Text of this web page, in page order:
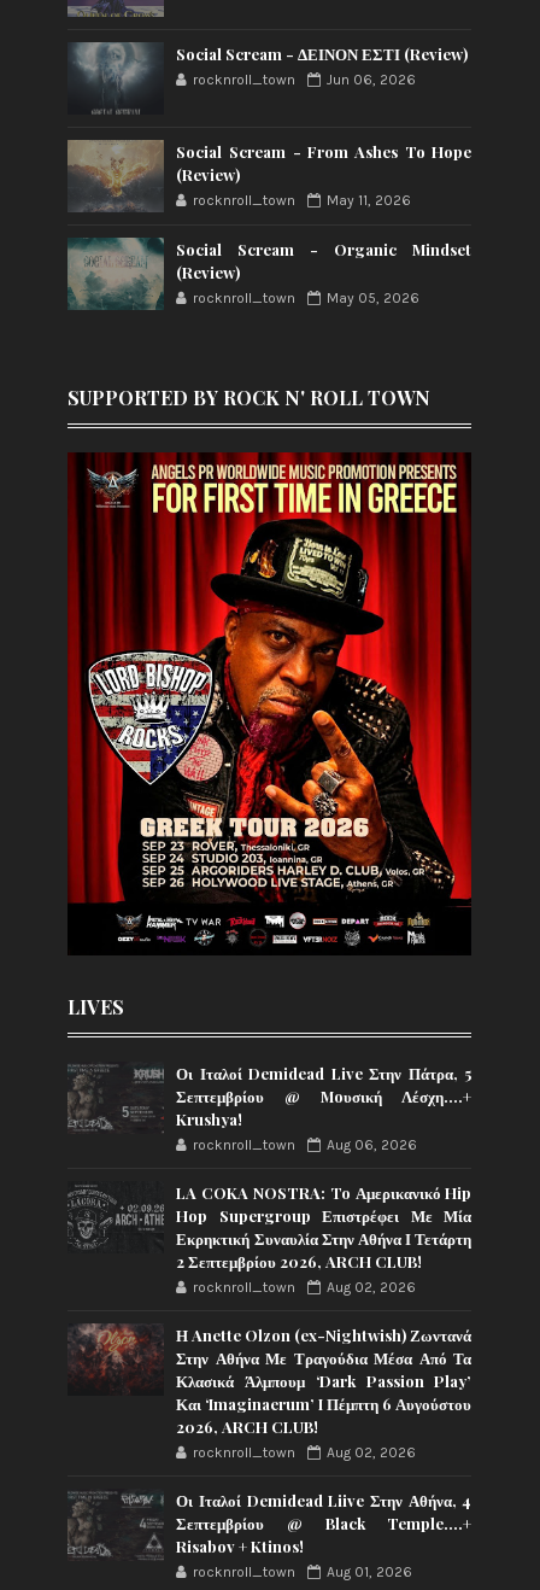
Social Scream - ΔΕΙΝΟΝ ΕΣΤΙ (Review)
rocknroll_town Jun 06, 2026
Social Scream - From Ashes To Hope
(Review)
rocknroll_town May 11, 2026
Social Scream - Organic Mindset
(Review)
rocknroll_town May 05, 2026
SUPPORTED BY ROCK N' ROLL TOWN
LIVES
Οι Ιταλοί Demidead Live Στην Πάτρα, 5
Σεπτεμβρίου @ Moυσική Λέσχη….+
Krushya!
rocknroll_town Aug 06, 2026
LA COKA NOSTRA: To Αμερικανικό Hip
Hop Supergroup Επιστρέφει Με Μία
Εκρηκτική Συναυλία Στην Αθήνα Ι Τετάρτη
2 Σεπτεμβρίου 2026, ARCH CLUB!
rocknroll_town Aug 02, 2026
Η Anette Olzon (ex-Nightwish) Ζωντανά
Στην Αθήνα Με Τραγούδια Μέσα Από Τα
Κλασικά Άλμπουμ ‘Dark Passion Play’
Και ‘Imaginaerum’ I Πέμπτη 6 Αυγούστου
2026, ARCH CLUB!
rocknroll_town Aug 02, 2026
Οι Ιταλοί Demidead Liive Στην Αθήνα, 4
Σεπτεμβρίου @ Black Temple….+
Risabov + Ktinos!
rocknroll_town Aug 01, 2026